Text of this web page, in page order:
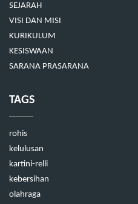
SEJARAH
VISI DAN MISI
KURIKULUM
KESISWAAN
SARANA PRASARANA
TAGS
rohis
kelulusan
kartini-relli
kebersihan
olahraga